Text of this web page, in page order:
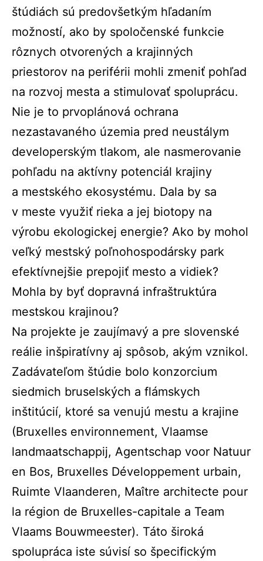
štúdiách sú predovšetkým hľadaním
možností, ako by spoločenské funkcie
rôznych otvorených a krajinných
priestorov na periférii mohli zmeniť pohľad
na rozvoj mesta a stimulovať spoluprácu.
Nie je to prvoplánová ochrana
nezastavaného územia pred neustálym
developerským tlakom, ale nasmerovanie
pohľadu na aktívny potenciál krajiny
a mestského ekosystému. Dala by sa
v meste využiť rieka a jej biotopy na
výrobu ekologickej energie? Ako by mohol
veľký mestský poľnohospodársky park
efektívnejšie prepojiť mesto a vidiek?
Mohla by byť dopravná infraštruktúra
mestskou krajinou?
Na projekte je zaujímavý a pre slovenské
reálie inšpiratívny aj spôsob, akým vznikol.
Zadávateľom štúdie bolo konzorcium
siedmich bruselských a flámskych
inštitúcií, ktoré sa venujú mestu a krajine
(Bruxelles environnement, Vlaamse
landmaatschappij, Agentschap voor Natuur
en Bos, Bruxelles Développement urbain,
Ruimte Vlaanderen, Maître architecte pour
la région de Bruxelles-capitale a Team
Vlaams Bouwmeester). Táto široká
spolupráca iste súvisí so špecifickým